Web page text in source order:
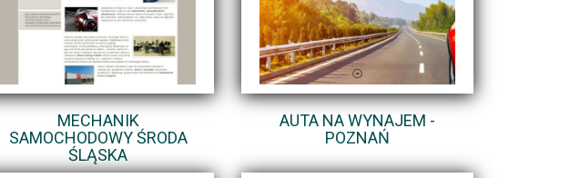
MECHANIK
SAMOCHODOWY ŚRODA
ŚLĄSKA
AUTA NA WYNAJEM -
POZNAŃ